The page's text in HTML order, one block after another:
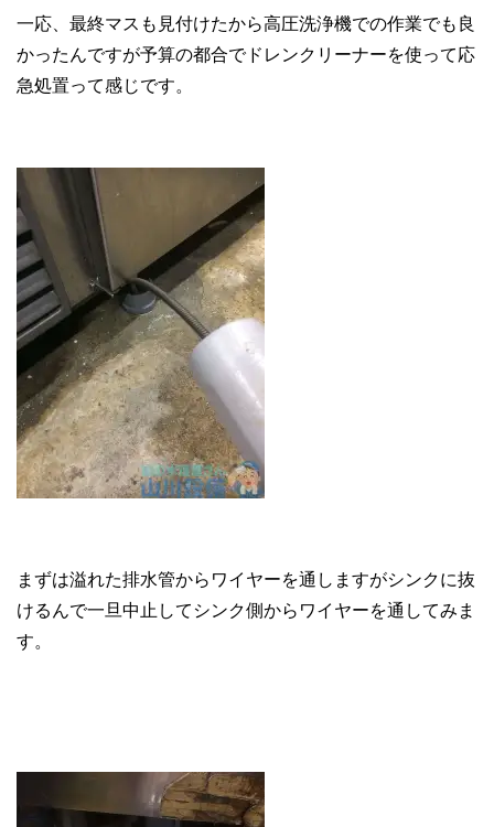
一応、最終マスも見付けたから高圧洗浄機での作業でも良
かったんですが予算の都合でドレンクリーナーを使って応
急処置って感じです。
まずは溢れた排水管からワイヤーを通しますがシンクに抜
けるんで一旦中止してシンク側からワイヤーを通してみま
す。